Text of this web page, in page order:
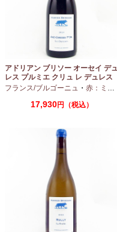
アドリアン ブリソー オーセイ デュ
レス プルミエ クリュ レ デュレス
2024 750ml
フランス/ブルゴーニュ ・ 赤：ミディアムボディ
17,930円（税込）